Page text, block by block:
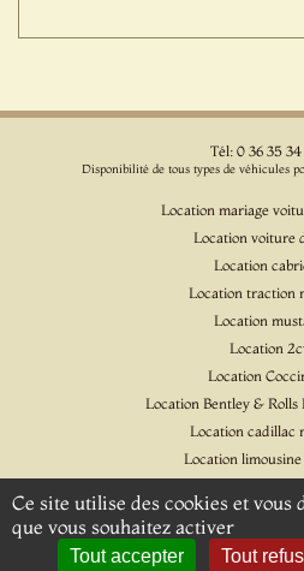
Tél: 0 36 35
Disponibilité de tous types de véhicules
Location mariage
Location voiture
Location
Location traction
Location
Location
Location
Location Bentley & Rolls
Location cadillac
Location
Location
Location Jaguar &
Ce site utilise des cookies et vous
que vous souhaitez activer
Tout accepter Tout